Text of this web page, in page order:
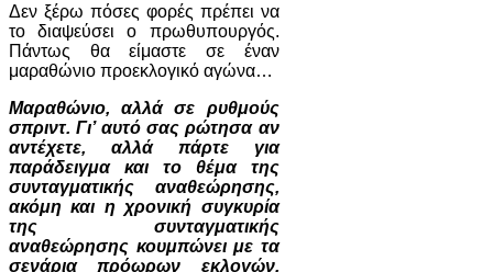
Δεν ξέρω πόσες φορές πρέπει να
το διαψεύσει ο πρωθυπουργός.
Πάντως θα είμαστε σε έναν
μαραθώνιο προεκλογικό αγώνα…
Μαραθώνιο, αλλά σε ρυθμούς
σπριντ. Γι’ αυτό σας ρώτησα αν
αντέχετε, αλλά πάρτε για
παράδειγμα και το θέμα της
συνταγματικής αναθεώρησης,
ακόμη και η χρονική συγκυρία
της συνταγματικής
αναθεώρησης κουμπώνει με τα
σενάρια πρόωρων εκλογών.